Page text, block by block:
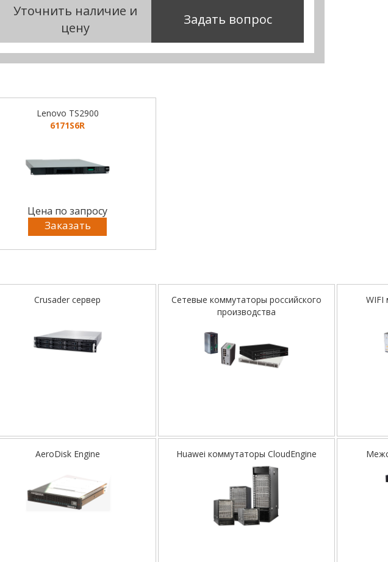
Уточнить наличие и
цену
Задать вопрос
Lenovo TS2900
6171S6R
Цена по запросу
Заказать
Crusader сервер
Сетевые коммутаторы российского
производства
WIFI
AeroDisk Engine Huawei коммутаторы CloudEngine